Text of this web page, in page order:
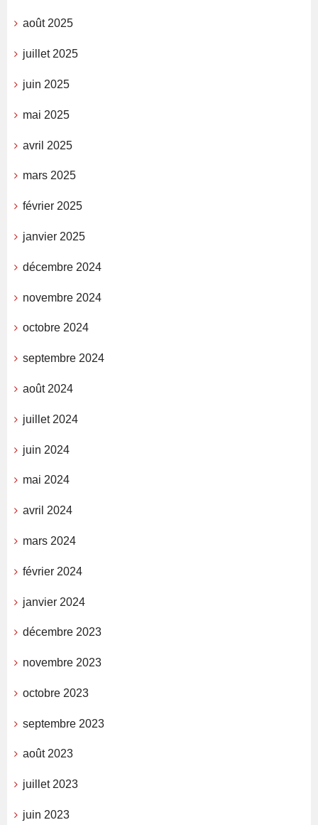
août 2025
juillet 2025
juin 2025
mai 2025
avril 2025
mars 2025
février 2025
janvier 2025
décembre 2024
novembre 2024
octobre 2024
septembre 2024
août 2024
juillet 2024
juin 2024
mai 2024
avril 2024
mars 2024
février 2024
janvier 2024
décembre 2023
novembre 2023
octobre 2023
septembre 2023
août 2023
juillet 2023
juin 2023